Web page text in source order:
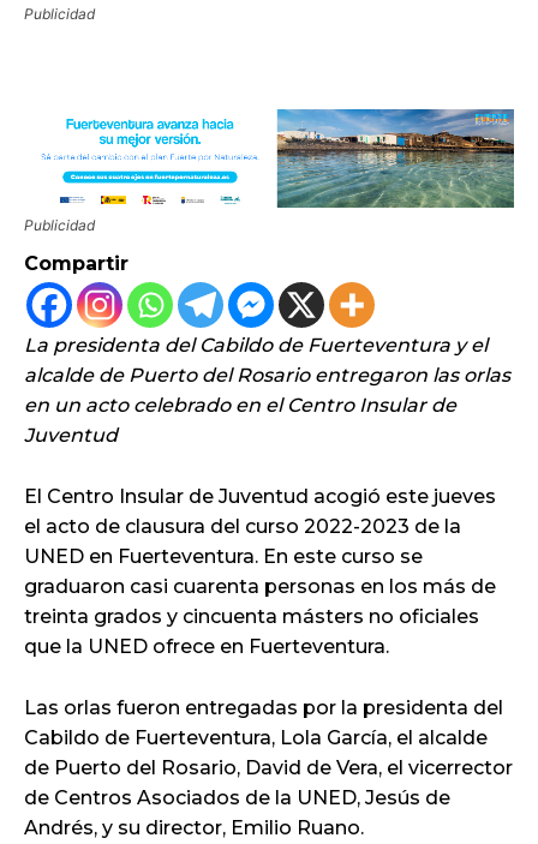
Publicidad
Publicidad
Compartir
La presidenta del Cabildo de Fuerteventura y el
alcalde de Puerto del Rosario entregaron las orlas
en un acto celebrado en el Centro Insular de
Juventud
El Centro Insular de Juventud acogió este jueves
el acto de clausura del curso 2022-2023 de la
UNED en Fuerteventura. En este curso se
graduaron casi cuarenta personas en los más de
treinta grados y cincuenta másters no oficiales
que la UNED ofrece en Fuerteventura.
Las orlas fueron entregadas por la presidenta del
Cabildo de Fuerteventura, Lola García, el alcalde
de Puerto del Rosario, David de Vera, el vicerrector
de Centros Asociados de la UNED, Jesús de
Andrés, y su director, Emilio Ruano.